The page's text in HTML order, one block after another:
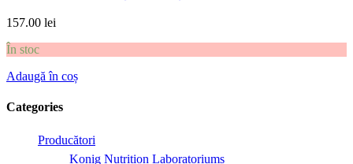
157.00 lei
În stoc
Adaugă în coș
Categories
Producători
Konig Nutrition Laboratoriums